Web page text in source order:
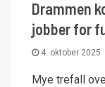
Drammen
jobber for
4. oktober 2025
Mye trefall